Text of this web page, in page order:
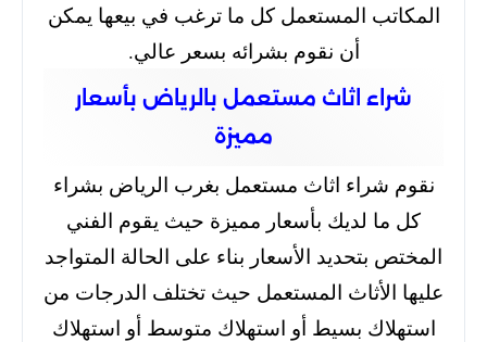
المكاتب المستعمل كل ما ترغب في بيعها يمكن
أن نقوم بشرائه بسعر عالي.
شراء اثاث مستعمل بالرياض بأسعار
مميزة
نقوم شراء اثاث مستعمل بغرب الرياض بشراء
كل ما لديك بأسعار مميزة حيث يقوم الفني
المختص بتحديد الأسعار بناء على الحالة المتواجد
عليها الأثاث المستعمل حيث تختلف الدرجات من
استهلاك بسيط أو استهلاك متوسط أو استهلاك